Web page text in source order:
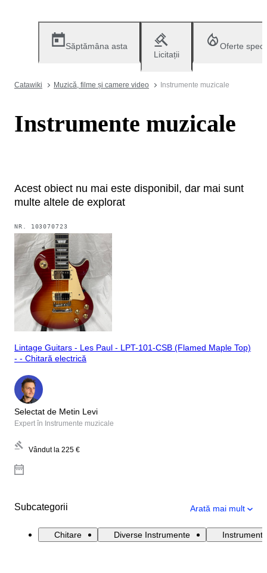
Săptămâna asta
Licitații
Oferte
Catawiki Muzică, filme și camere video Instrumente muzicale
Instrumente muzicale
Acest obiect nu mai este disponibil, dar mai sunt
multe altele de explorat
NR. 103070723
Lintage Guitars - Les Paul - LPT-101-CSB (Flamed Maple Top)
- - Chitară electrică
Selectat de Metin Levi
Expert în Instrumente muzicale
Vândut la 225 €
Subcategorii Arată mai mult
Chitare Diverse Instrumente